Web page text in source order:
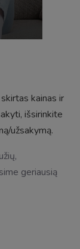
kainas ir
išsirinkite
užsakymą.
geriausią